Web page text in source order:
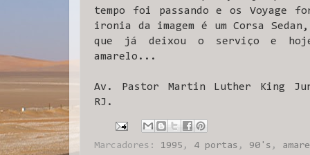
tempo foi passando e os Voyage
ironia da imagem é um Corsa
que já deixou o serviço e
amarelo...
Av. Pastor Martin Luther King
RJ.
Marcadores: 1995 , 4 portas , 90's ,